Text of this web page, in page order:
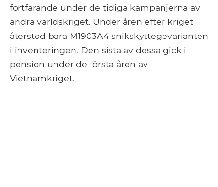
fortfarande under de tidiga kampanjerna av
andra världskriget. Under åren efter kriget
återstod bara M1903A4 snikskyttegevarianten
i inventeringen. Den sista av dessa gick i
pension under de första åren av
Vietnamkriget.